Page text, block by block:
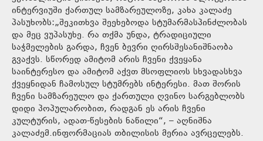
ინტერვიუში ქართულ სამზარეულოზე, კახა კალაძე
პასუხობს:„შეკითხვა შეეხებოდა სტუმარმასპინძლობას
და მეც ვუპასუხე. რა თქმა უნდა, ტრადიციული
საჭმელების გარდა, ჩვენ ბევრი ღირსშესანიშნაობა
გვაქვს. სწორედ ამიტომ არის ჩვენი ქვეყანა
საინტერესო და ამიტომ აქვთ მსოფლიოს სხვადასხვა
ქვეყნიდან ჩამოსულ სტუმრებს ინტერესი. მათ შორის
ჩვენი სამზარეულო და ქართული ღვინო სარგებლობს
დიდი პოპულარობით, რადგან ეს არის ჩვენი
კულტურის, ადათ-წესების ნაწილი“, – აღნიშნა
კალაძემ.ინფორმაციას თბილისის მერია ავრცელებს.